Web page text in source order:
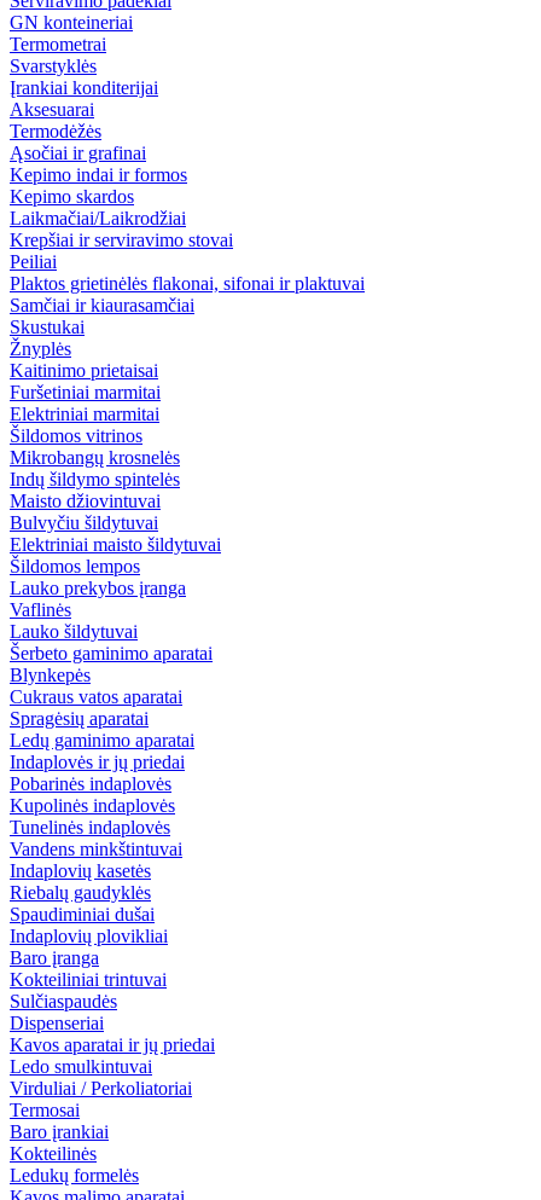
GN konteineriai
Termometrai
Svarstyklės
Įrankiai konditerijai
Aksesuarai
Termodėžės
Ąsočiai ir grafinai
Kepimo indai ir formos
Kepimo skardos
Laikmačiai/Laikrodžiai
Krepšiai ir serviravimo stovai
Peiliai
Plaktos grietinėlės flakonai, sifonai ir plaktuvai
Samčiai ir kiaurasamčiai
Skustukai
Žnyplės
Kaitinimo prietaisai
Furšetiniai marmitai
Elektriniai marmitai
Šildomos vitrinos
Mikrobangų krosnelės
Indų šildymo spintelės
Maisto džiovintuvai
Bulvyčiu šildytuvai
Elektriniai maisto šildytuvai
Šildomos lempos
Lauko prekybos įranga
Vaflinės
Lauko šildytuvai
Šerbeto gaminimo aparatai
Blynkepės
Cukraus vatos aparatai
Spragėsių aparatai
Ledų gaminimo aparatai
Indaplovės ir jų priedai
Pobarinės indaplovės
Kupolinės indaplovės
Tunelinės indaplovės
Vandens minkštintuvai
Indaplovių kasetės
Riebalų gaudyklės
Spaudiminiai dušai
Indaplovių plovikliai
Baro įranga
Kokteiliniai trintuvai
Sulčiaspaudės
Dispenseriai
Kavos aparatai ir jų priedai
Ledo smulkintuvai
Virduliai / Perkoliatoriai
Termosai
Baro įrankiai
Kokteilinės
Ledukų formelės